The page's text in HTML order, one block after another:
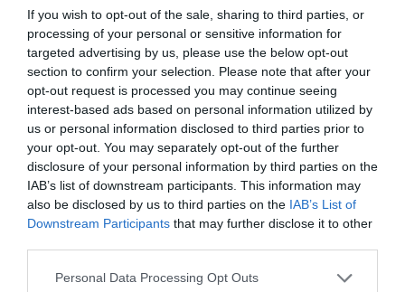
If you wish to opt-out of the sale, sharing to third parties, or
processing of your personal or sensitive information for
targeted advertising by us, please use the below opt-out
section to confirm your selection. Please note that after your
opt-out request is processed you may continue seeing
interest-based ads based on personal information utilized by
us or personal information disclosed to third parties prior to
your opt-out. You may separately opt-out of the further
disclosure of your personal information by third parties on the
IAB’s list of downstream participants. This information may
also be disclosed by us to third parties on the IAB’s List of
Downstream Participants that may further disclose it to other
Please note that this website/app uses one or more Google
Personal Data Processing Opt Outs
* Να υπαχθούν εντός 24 μηνών από την
ημερομηνία έκδοσης της απόφασης ένταξης
στο κανονικό καθεστώς ΦΠΑ και να
παραμείνουν σε αυτό τουλάχιστον για
τέσσερα έτη μετά το έτος ολοκλήρωσης του
επιχειρηματικού τους σχεδίου.
* Από το 2024 έως και τέσσερα έτη μετά το
έτος ολοκλήρωσης του επιχειρηματικού
τους σχεδίου να υποβάλλουν κάθε έτος
δήλωση στο ΟΣΔΕ.